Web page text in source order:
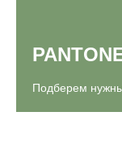
Подберем